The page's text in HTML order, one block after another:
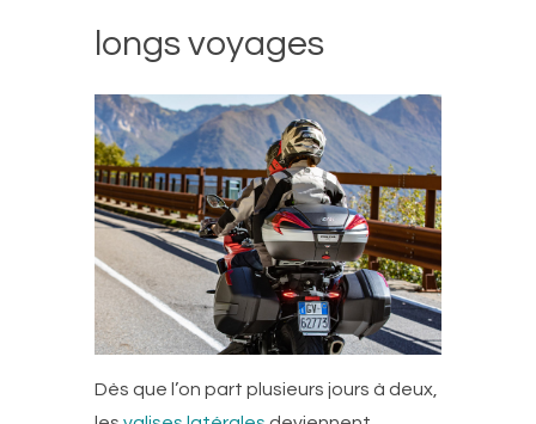
longs voyages
Dès que l’on part plusieurs jours à deux,